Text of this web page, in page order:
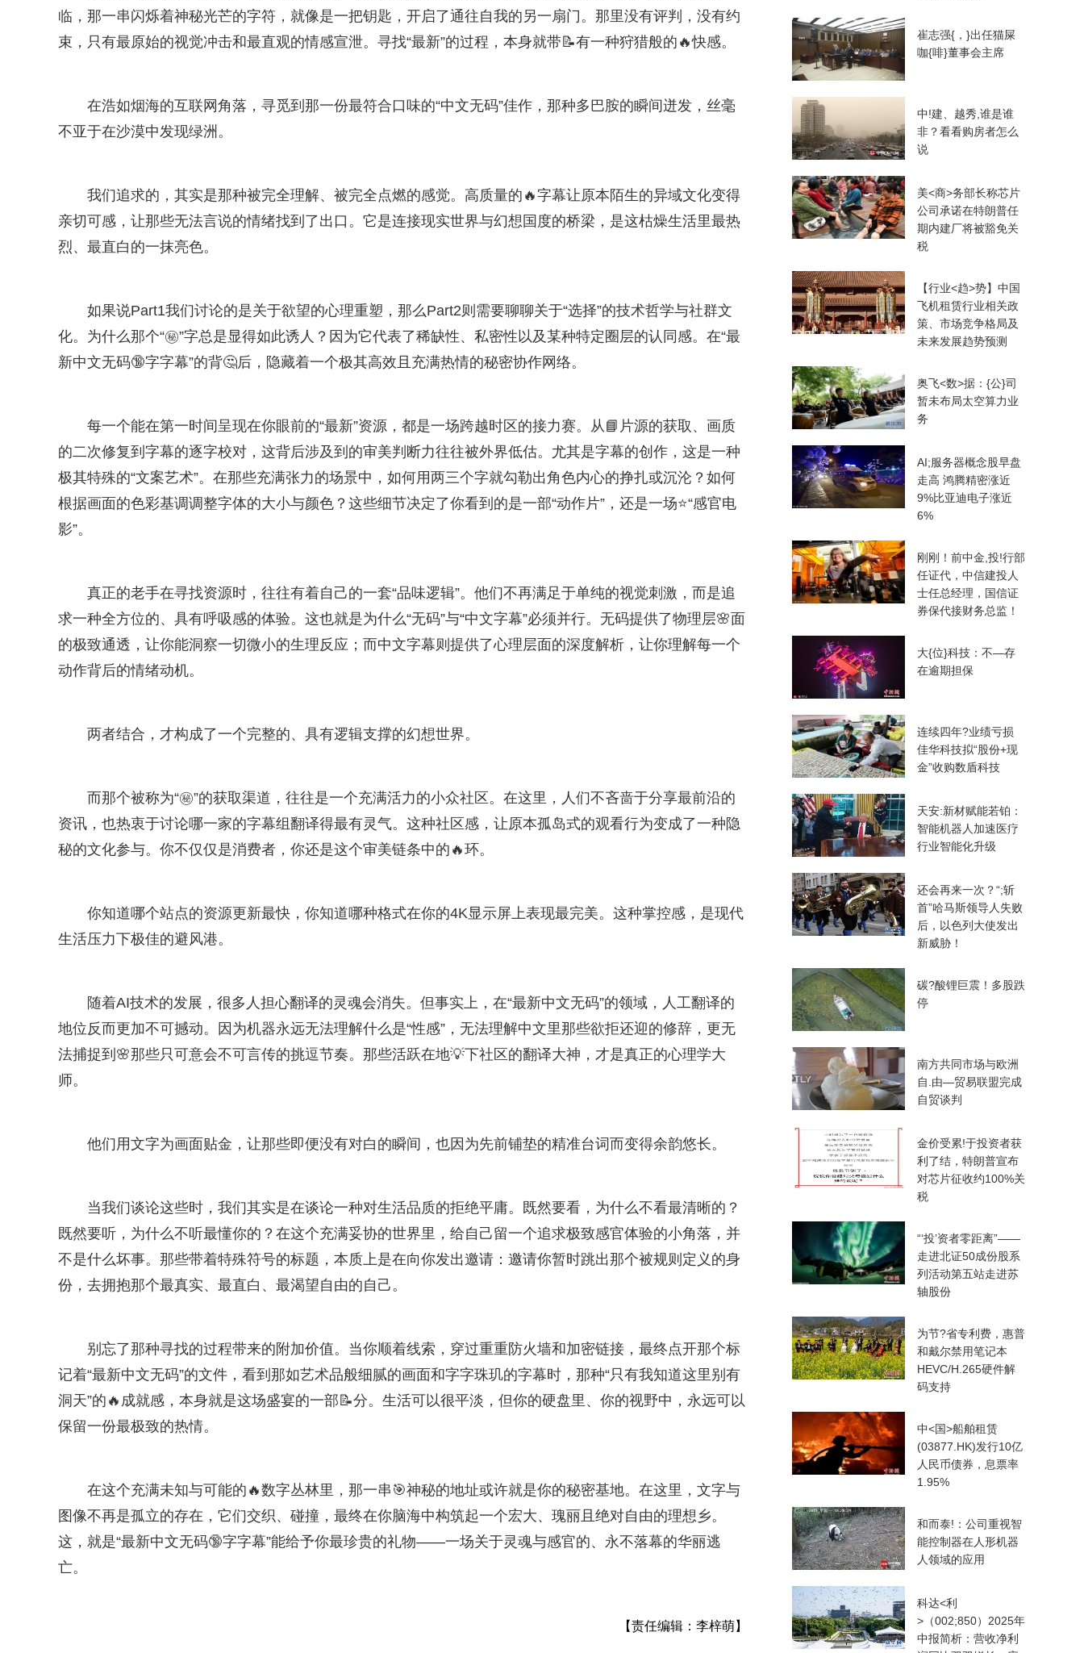
临，那一串闪烁着神秘光芒的字符，就像是一把钥匙，开启了通往自我的另一扇门。那里没有评判，没有约
束，只有最原始的视觉冲击和最直观的情感宣泄。寻找“最新”的过程，本身就带📝有一种狩猎般的🔥快感。
在浩如烟海的互联网角落，寻觅到那一份最符合口味的“中文无码”佳作，那种多巴胺的瞬间迸发，丝毫
不亚于在沙漠中发现绿洲。
我们追求的，其实是那种被完全理解、被完全点燃的感觉。高质量的🔥字幕让原本陌生的异域文化变得
亲切可感，让那些无法言说的情绪找到了出口。它是连接现实世界与幻想国度的桥梁，是这枯燥生活里最热
烈、最直白的一抹亮色。
如果说Part1我们讨论的是关于欲望的心理重塑，那么Part2则需要聊聊关于“选择”的技术哲学与社群文
化。为什么那个“㊙”字总是显得如此诱人？因为它代表了稀缺性、私密性以及某种特定圈层的认同感。在“最
新中文无码🔞字字幕”的背🤔后，隐藏着一个极其高效且充满热情的秘密协作网络。
每一个能在第一时间呈现在你眼前的“最新”资源，都是一场跨越时区的接力赛。从📘片源的获取、画质
的二次修复到字幕的逐字校对，这背后涉及到的审美判断力往往被外界低估。尤其是字幕的创作，这是一种
极其特殊的“文案艺术”。在那些充满张力的场景中，如何用两三个字就勾勒出角色内心的挣扎或沉沦？如何
根据画面的色彩基调调整字体的大小与颜色？这些细节决定了你看到的是一部“动作片”，还是一场⭐“感官电
影”。
真正的老手在寻找资源时，往往有着自己的一套“品味逻辑”。他们不再满足于单纯的视觉刺激，而是追
求一种全方位的、具有呼吸感的体验。这也就是为什么“无码”与“中文字幕”必须并行。无码提供了物理层🌸面
的极致通透，让你能洞察一切微小的生理反应；而中文字幕则提供了心理层面的深度解析，让你理解每一个
动作背后的情绪动机。
两者结合，才构成了一个完整的、具有逻辑支撑的幻想世界。
而那个被称为“㊙”的获取渠道，往往是一个充满活力的小众社区。在这里，人们不吝啬于分享最前沿的
资讯，也热衷于讨论哪一家的字幕组翻译得最有灵气。这种社区感，让原本孤岛式的观看行为变成了一种隐
秘的文化参与。你不仅仅是消费者，你还是这个审美链条中的🔥环。
你知道哪个站点的资源更新最快，你知道哪种格式在你的4K显示屏上表现最完美。这种掌控感，是现代
生活压力下极佳的避风港。
随着AI技术的发展，很多人担心翻译的灵魂会消失。但事实上，在“最新中文无码”的领域，人工翻译的
地位反而更加不可撼动。因为机器永远无法理解什么是“性感”，无法理解中文里那些欲拒还迎的修辞，更无
法捕捉到🌸那些只可意会不可言传的挑逗节奏。那些活跃在地💡下社区的翻译大神，才是真正的心理学大
师。
他们用文字为画面贴金，让那些即便没有对白的瞬间，也因为先前铺垫的精准台词而变得余韵悠长。
当我们谈论这些时，我们其实是在谈论一种对生活品质的拒绝平庸。既然要看，为什么不看最清晰的？
既然要听，为什么不听最懂你的？在这个充满妥协的世界里，给自己留一个追求极致感官体验的小角落，并
不是什么坏事。那些带着特殊符号的标题，本质上是在向你发出邀请：邀请你暂时跳出那个被规则定义的身
份，去拥抱那个最真实、最直白、最渴望自由的自己。
别忘了那种寻找的过程带来的附加价值。当你顺着线索，穿过重重防火墙和加密链接，最终点开那个标
记着“最新中文无码”的文件，看到那如艺术品般细腻的画面和字字珠玑的字幕时，那种“只有我知道这里别有
洞天”的🔥成就感，本身就是这场盛宴的一部📝分。生活可以很平淡，但你的硬盘里、你的视野中，永远可以
保留一份最极致的热情。
在这个充满未知与可能的🔥数字丛林里，那一串🎯神秘的地址或许就是你的秘密基地。在这里，文字与
图像不再是孤立的存在，它们交织、碰撞，最终在你脑海中构筑起一个宏大、瑰丽且绝对自由的理想乡。
这，就是“最新中文无码🔞字字幕”能给予你最珍贵的礼物——一场关于灵魂与感官的、永不落幕的华丽逃
亡。
【责任编辑：李梓萌】
崔志强{，}出任猫屎
咖{啡}董事会主席
中!建、越秀,谁是谁
非？看看购房者怎么
说
美<商>务部长称芯片
公司承诺在特朗普任
期内建厂将被豁免关
税
【行业<趋>势】中国
飞机租赁行业相关政
策、市场竞争格局及
未来发展趋势预测
奥飞<数>据：{公}司
暂未布局太空算力业
务
AI;服务器概念股早盘
走高 鸿腾精密涨近
9%比亚迪电子涨近
6%
刚刚！前中金,投!行部
任证代，中信建投人
士任总经理，国信证
券保代接财务总监！
大{位}科技：不—存
在逾期担保
连续四年?业绩亏损
佳华科技拟“股份+现
金”收购数盾科技
天安:新材赋能若铂：
智能机器人加速医疗
行业智能化升级
还会再来一次？“;斩
首”哈马斯领导人失败
后，以色列大使发出
新威胁！
碳?酸锂巨震！多股跌
停
南方共同市场与欧洲
自.由—贸易联盟完成
自贸谈判
金价受累!于投资者获
利了结，特朗普宣布
对芯片征收约100%关
税
“‘投’资者零距离”——
走进北证50成份股系
列活动第五站走进苏
轴股份
为节?省专利费，惠普
和戴尔禁用笔记本
HEVC/H.265硬件解
码支持
中<国>船舶租赁
(03877.HK)发行10亿
人民币债券，息票率
1.95%
和而泰!：公司重视智
能控制器在人形机器
人领域的应用
科达<利
>（002;850）2025年
中报简析：营收净利